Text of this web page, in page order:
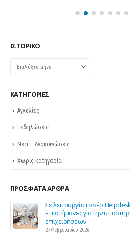
ΙΣΤΟΡΙΚΌ
Ιστορικό
KΑΤΗΓΟΡΊΕΣ
Αγγελίες
Εκδηλώσεις
Νέα – Ανακοινώσεις
Χωρίς κατηγορία
ΠΡΌΣΦΑΤΑ ΆΡΘΡΑ
Σε λειτουργία το νέο
επιστήμονες για την
επιχειρήσεων
27 Φεβρουαρίου 2026